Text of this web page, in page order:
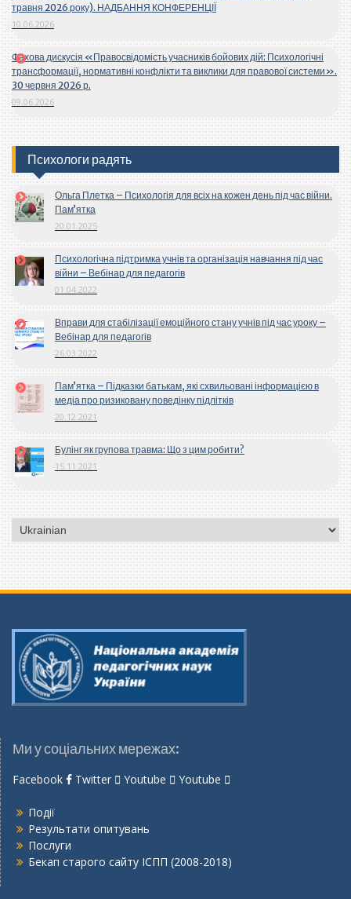
травня 2026 року). НАДБАННЯ КОНФЕРЕНЦІЇ
10.06.2026
Фахова дискусія «Правосвідомість учасників бойових дій: Психологічні
трансформації, нормативні конфлікти та виклики для правової системи».
30 червня 2026 р.
09.06.2026
Психологи радять
Ольга Плетка – Психологія для всіх на кожен день під час війни.
Пам’ятка
20.01.2025
Психологічна підтримка учнів та організація навчання під час
війни – Вебінар для педагогів
01.04.2022
Вправи для стабілізації емоційного стану учнів під час уроку –
Вебінар для педагогів
26.03.2022
Пам’ятка – Підказки батькам, які схвильовані інформацією в
медіа про ризиковану поведінку підлітків
20.12.2021
Булінг як групова травма: Що з цим робити?
15.11.2021
Вибрати
мову
Ми у соціальних мережах:
Facebook Twitter Youtube Youtube
Події
Результати опитувань
Послуги
Бекап старого сайту ІСПП (2008-2018)